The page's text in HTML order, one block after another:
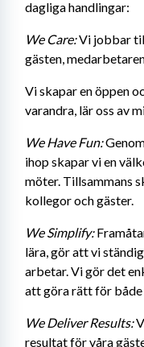
dagliga handlingar:
We Care: Vi jobbar
gästen,
Vi skapar en öppen
varandra, lär oss av
We Have Fun:
ihop skapar vi en
möter. Tillsammans
kollegor och gäster.
We Simplify:
lära, gör att vi
arbetar. Vi gör det
att göra rätt för både
We Deliver Results:
resultat för våra